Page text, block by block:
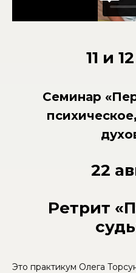
11 и
Семинар
22
Ретрит
Это практикум Олега